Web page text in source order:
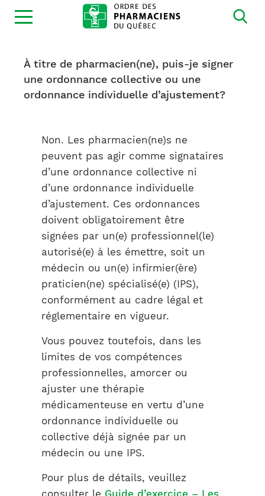
Ouvrir
la
À titre de pharmacien(ne), puis-je signer
une ordonnance collective ou une
ordonnance individuelle d’ajustement?
Non. Les pharmacien(ne)s ne
peuvent pas agir comme signataires
d’une ordonnance collective ni
d’une ordonnance individuelle
d’ajustement. Ces ordonnances
doivent obligatoirement être
signées par un(e) professionnel(le)
autorisé(e) à les émettre, soit un
médecin ou un(e) infirmier(ère)
praticien(ne) spécialisé(e) (IPS),
conformément au cadre légal et
réglementaire en vigueur.
Vous pouvez toutefois, dans les
limites de vos compétences
professionnelles, amorcer ou
ajuster une thérapie
médicamenteuse en vertu d’une
ordonnance individuelle ou
collective déjà signée par un
médecin ou une IPS.
Pour plus de détails, veuillez
consulter le Guide d’exercice – Les